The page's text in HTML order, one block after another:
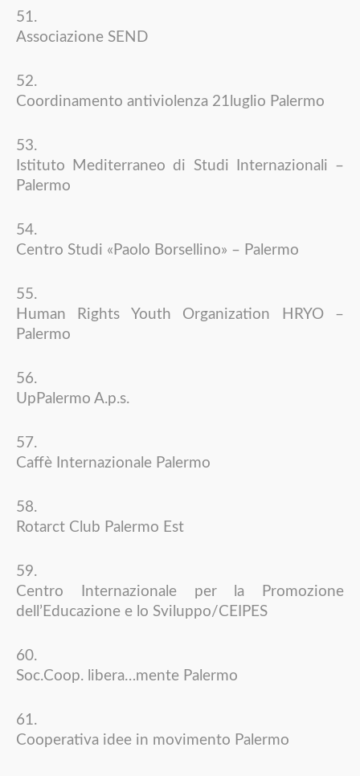
Associazione SEND
Coordinamento antiviolenza 21luglio Palermo
Istituto Mediterraneo di Studi Internazionali –
Palermo
Centro Studi «Paolo Borsellino» – Palermo
Human Rights Youth Organization HRYO –
Palermo
UpPalermo A.p.s.
Caffè Internazionale Palermo
Rotarct Club Palermo Est
Centro Internazionale per la Promozione
dell’Educazione e lo Sviluppo/CEIPES
Soc.Coop. libera…mente Palermo
Cooperativa idee in movimento Palermo